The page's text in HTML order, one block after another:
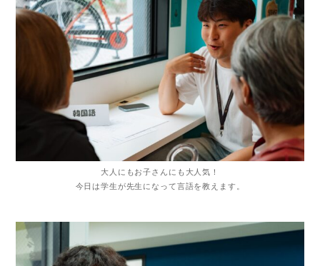
大人にもお子さんにも大人気！
今日は学生が先生になって言語を教えます。